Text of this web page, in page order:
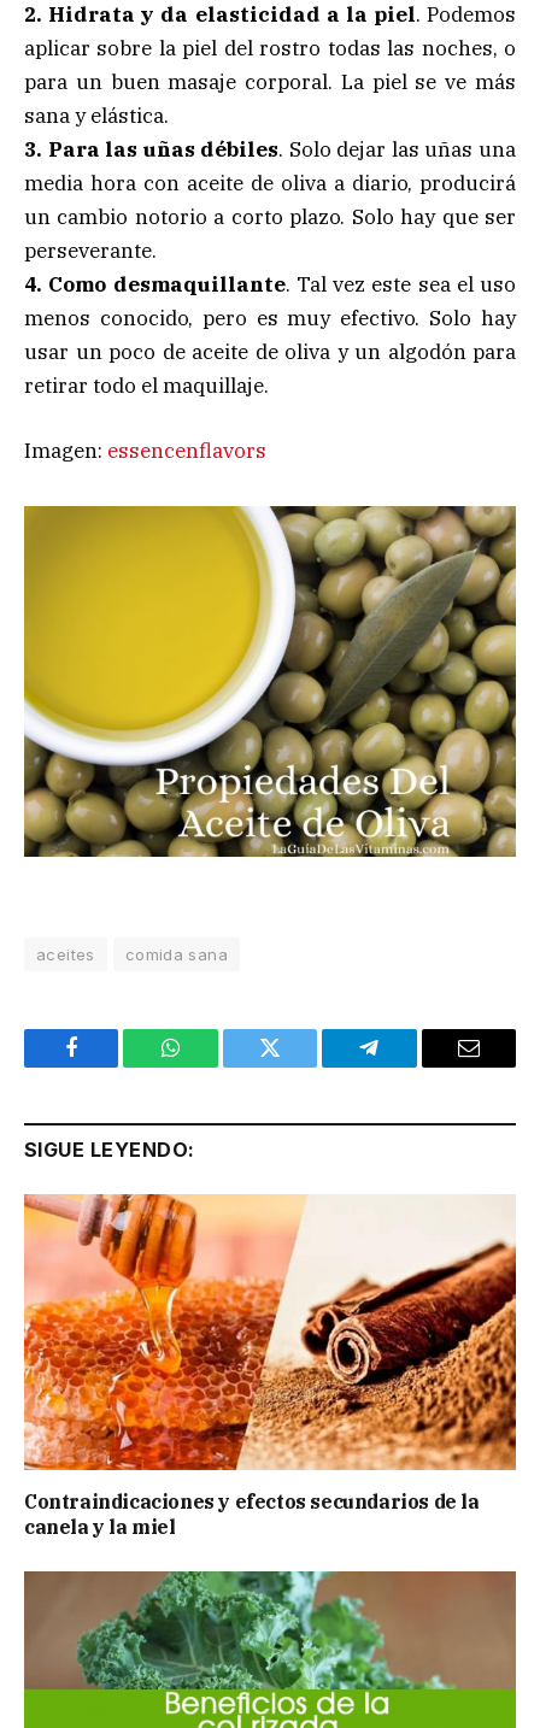
2. Hidrata y da elasticidad a la piel. Podemos
aplicar sobre la piel del rostro todas las noches, o
para un buen masaje corporal. La piel se ve más
sana y elástica.
3. Para las uñas débiles. Solo dejar las uñas una
media hora con aceite de oliva a diario, producirá
un cambio notorio a corto plazo. Solo hay que ser
perseverante.
4. Como desmaquillante. Tal vez este sea el uso
menos conocido, pero es muy efectivo. Solo hay
usar un poco de aceite de oliva y un algodón para
retirar todo el maquillaje.
Imagen: essencenflavors
aceites comida sana
Facebook WhatsApp Twitter Telegram Email
SIGUE LEYENDO:
Contraindicaciones y efectos secundarios de la
canela y la miel